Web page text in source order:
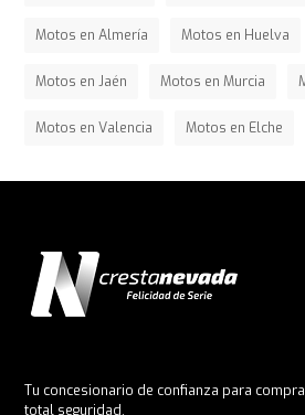
Motos en Almería Motos en Huelva
Motos en Jaén Motos en Murcia
Motos en Valencia Motos en Elche
Tu concesionario de confianza para
total seguridad.